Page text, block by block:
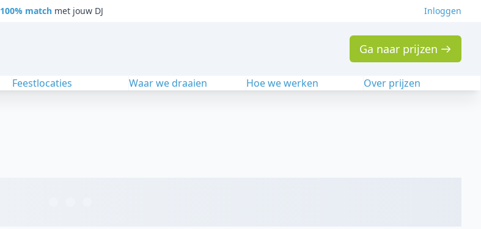
100% matchmet jouw DJ Inloggen
Ga naar prijzen
Feestlocaties Waar we draaien Hoe we werken Over prijzen